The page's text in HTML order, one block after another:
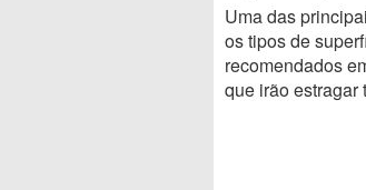
Uma das
os tipos de
recomendados
que irão estragar